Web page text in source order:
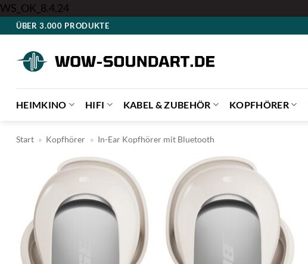
WS_OK_8.4.24Zum
Inhalt
ÜBER 3.000 PRODUKTE
HEIMKINO HIFI KABEL & ZUBEHÖR KOPFHÖRER
Start » Kopfhörer » In-Ear Kopfhörer mit Bluetooth